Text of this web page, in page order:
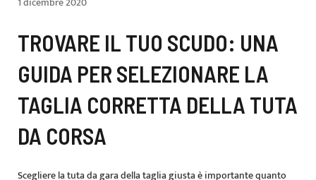
TROVARE IL TUO SCUDO: UNA
GUIDA PER SELEZIONARE LA
TAGLIA CORRETTA DELLA TUTA
DA CORSA
Scegliere la tuta da gara della taglia giusta è importante quanto